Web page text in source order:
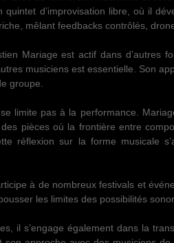
quintet d’improvisation libre, où il
mêlant feedbacks contrôlés,
Mariage est actif dans d’autres
musiciens est essentielle. Son
groupe.
limite pas à la performance.
pièces où la frontière entre
réflexion sur la forme musicale
à de nombreux festivals et
les limites des possibilités
il s’engage également dans la